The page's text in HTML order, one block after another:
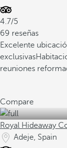
4.7/5
69 reseñas
Excelente
exclusivas
reuniones
Compare
Royal Hideaway
Adeje, Spain